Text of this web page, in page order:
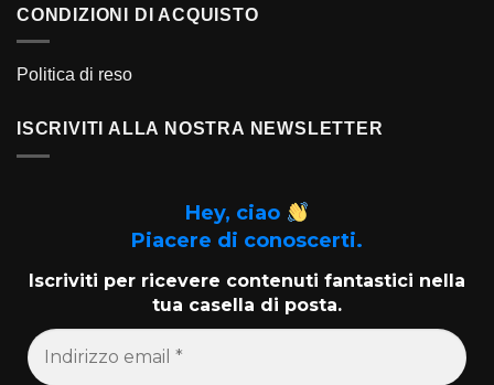
CONDIZIONI DI ACQUISTO
Politica di reso
ISCRIVITI ALLA NOSTRA NEWSLETTER
Hey, ciao
Piacere di conoscerti.
Iscriviti per ricevere contenuti fantastici nella
tua casella di posta.